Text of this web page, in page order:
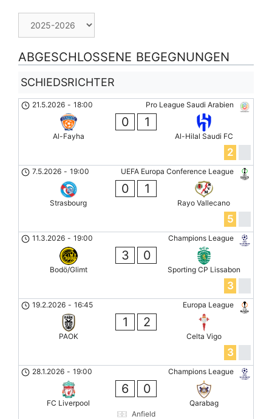
ABGESCHLOSSENE BEGEGNUNGEN
SCHIEDSRICHTER
Pro League Saudi Arabien
21.5.2026 - 18:00
Al-Fayha
0 1
Al-Hilal Saudi FC
2
UEFA Europa Conference League
7.5.2026 - 19:00
Strasbourg
0 1
Rayo Vallecano
5
Champions League
11.3.2026 - 19:00
Bodö/Glimt
3 0
Sporting CP Lissabon
3
Europa League
19.2.2026 - 16:45
PAOK
1 2
Celta Vigo
3
Champions League
28.1.2026 - 19:00
FC Liverpool
6 0
Qarabag
Anfield